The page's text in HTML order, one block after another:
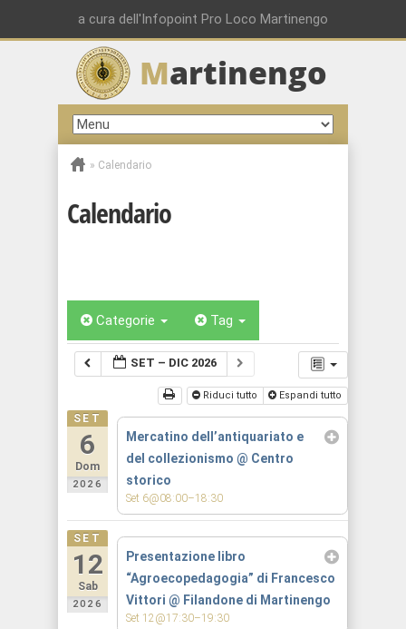
a cura dell'Infopoint Pro Loco Martinengo
Martinengo
» Calendario
Calendario
Categorie Tag
SET – DIC 2026
Riduci tutto Espandi tutto
SET
6
Dom
2026
Mercatino dell’antiquariato e
del collezionismo @ Centro
storico
Set 6@08:00–18:30
SET
12
Sab
2026
Presentazione libro
“Agroecopedagogia” di Francesco
Vittori @ Filandone di Martinengo
Set 12@17:30–19:30